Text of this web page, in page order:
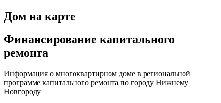
Дом на карте
Финансирование капитального
ремонта
Информация о многоквартирном доме в региональной
программе капитального ремонта по городу Нижнему
Новгороду